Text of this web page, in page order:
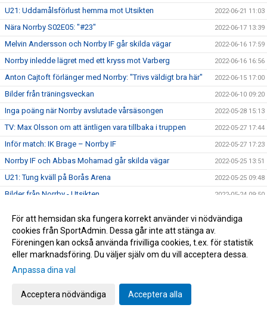
U21: Uddamålsförlust hemma mot Utsikten 2022-06-21 11:03
Nära Norrby S02E05: "#23" 2022-06-17 13:39
Melvin Andersson och Norrby IF går skilda vägar 2022-06-16 17:59
Norrby inledde lägret med ett kryss mot Varberg 2022-06-16 16:56
Anton Cajtoft förlänger med Norrby: "Trivs väldigt bra här" 2022-06-15 17:00
Bilder från träningsveckan 2022-06-10 09:20
Inga poäng när Norrby avslutade vårsäsongen 2022-05-28 15:13
TV: Max Olsson om att äntligen vara tillbaka i truppen 2022-05-27 17:44
Inför match: IK Brage – Norrby IF 2022-05-27 17:23
Norrby IF och Abbas Mohamad går skilda vägar 2022-05-25 13:51
U21: Tung kväll på Borås Arena 2022-05-25 09:48
Bilder från Norrby - Utsikten 2022-05-24 09:50
Inför match: Norrby IF – Utsiktens BK
Norrby tillbaka på vinnarspåret efter uddamålsseger i
Eskilstuna
TV: Mak Linds tankar inför torsdagens bortamatch
Inför match AFC Eskilstuna – Norrby IF
Glada barn fick spela streetfotboll med Emil Jylhänlahti
För att hemsidan ska fungera korrekt använder vi nödvändiga
cookies från SportAdmin. Dessa går inte att stänga av.
Föreningen kan också använda frivilliga cookies, t.ex. för statistik
eller marknadsföring. Du väljer själv om du vill acceptera dessa.
Anpassa dina val
Acceptera nödvändiga Acceptera alla